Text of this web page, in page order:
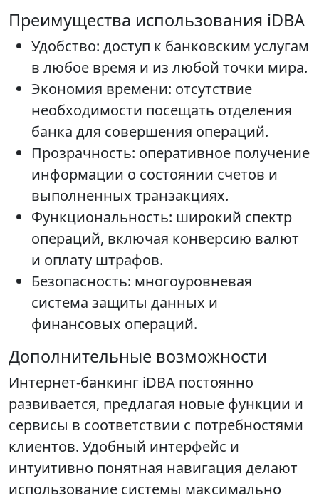
Преимущества использования iDBA
Удобство: доступ к банковским услугам
в любое время и из любой точки мира.
Экономия времени: отсутствие
необходимости посещать отделения
банка для совершения операций.
Прозрачность: оперативное получение
информации о состоянии счетов и
выполненных транзакциях.
Функциональность: широкий спектр
операций, включая конверсию валют
и оплату штрафов.
Безопасность: многоуровневая
система защиты данных и
финансовых операций.
Дополнительные возможности
Интернет-банкинг iDBA постоянно
развивается, предлагая новые функции и
сервисы в соответствии с потребностями
клиентов. Удобный интерфейс и
интуитивно понятная навигация делают
использование системы максимально